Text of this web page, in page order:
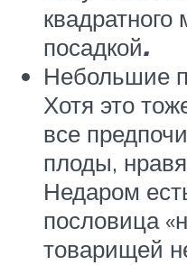
посадкой.
Небольшие
Хотя это
все
плоды,
Недаром
пословица
товарищей